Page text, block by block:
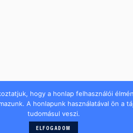
hogy a honlap felhasználói
A honlapunk használatával ön a
tudomásul veszi.
ELFOGADOM